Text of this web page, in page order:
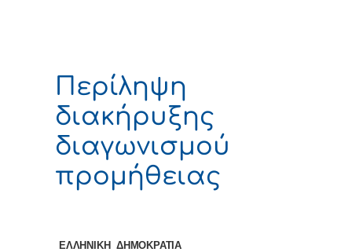
Περίληψη
διακήρυξης
διαγωνισμού
προμήθειας
ΕΛΛΗΝΙΚΗ ΔΗΜΟΚΡΑΤΙΑ